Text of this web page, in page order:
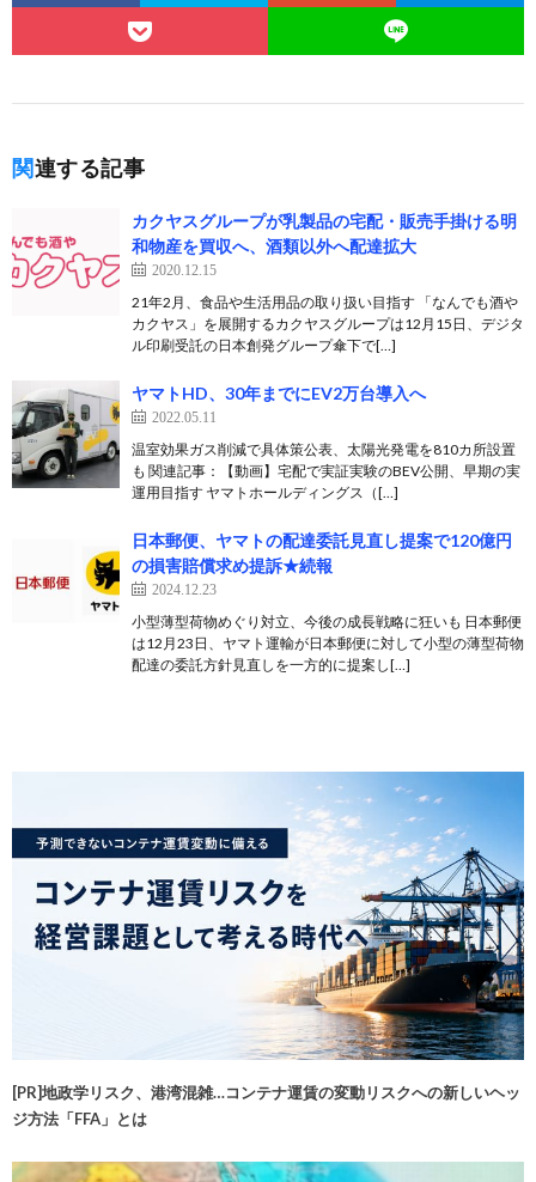
関連する記事
カクヤスグループが乳製品の宅配・販売手掛ける明
和物産を買収へ、酒類以外へ配達拡大
2020.12.15
21年2月、食品や生活用品の取り扱い目指す 「なんでも酒や
カクヤス」を展開するカクヤスグループは12月15日、デジタ
ル印刷受託の日本創発グループ傘下で[…]
ヤマトHD、30年までにEV2万台導入へ
2022.05.11
温室効果ガス削減で具体策公表、太陽光発電を810カ所設置
も 関連記事：【動画】宅配で実証実験のBEV公開、早期の実
運用目指す ヤマトホールディングス（[…]
日本郵便、ヤマトの配達委託見直し提案で120億円
の損害賠償求め提訴★続報
2024.12.23
小型薄型荷物めぐり対立、今後の成長戦略に狂いも 日本郵便
は12月23日、ヤマト運輸が日本郵便に対して小型の薄型荷物
配達の委託方針見直しを一方的に提案し[…]
[PR]地政学リスク、港湾混雑…コンテナ運賃の変動リスクへの新しいヘッ
ジ方法「FFA」とは